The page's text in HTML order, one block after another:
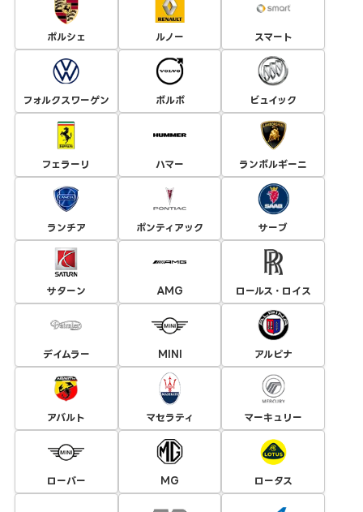
ポルシェ ルノー スマート
フォルクスワーゲン ボルボ ビュイック
フェラーリ ハマー ランボルギーニ
ランチア ポンティアック サーブ
サターン AMG ロールス・ロイス
デイムラー MINI アルピナ
アバルト マセラティ マーキュリー
ローバー MG ロータス